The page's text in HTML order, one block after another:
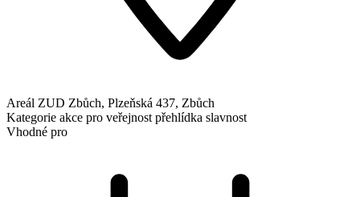
Areál ZUD Zbůch, Plzeňská 437, Zbůch
Kategorie akce pro veřejnost přehlídka slavnost
Vhodné pro